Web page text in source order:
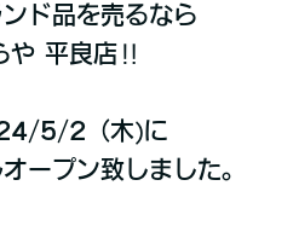
ド品を売るなら
や 平良店‼
5/2（木)に
ープン致しました。